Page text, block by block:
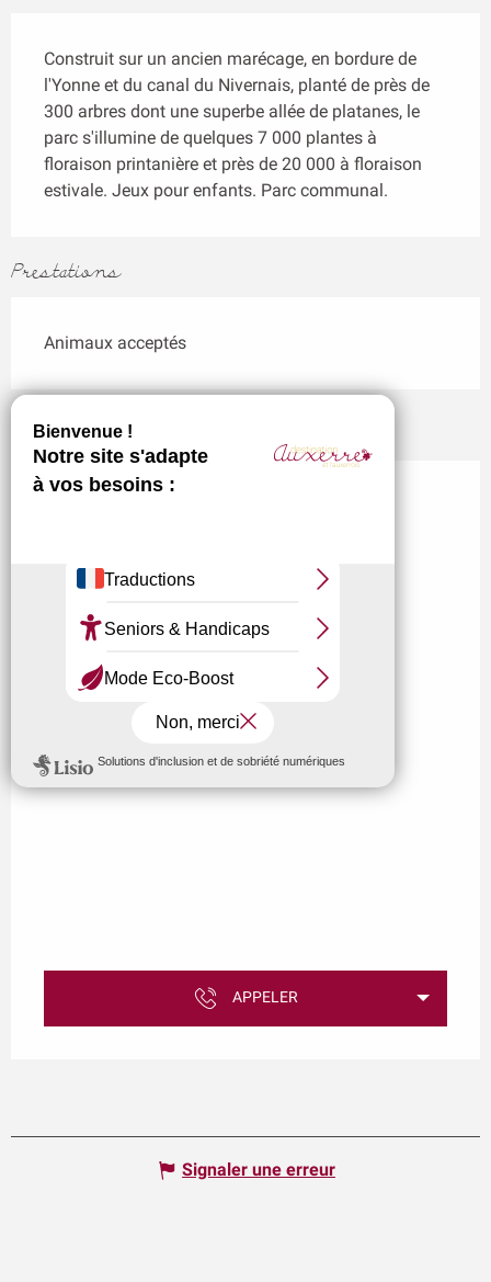
Construit sur un ancien marécage, en bordure de
l'Yonne et du canal du Nivernais, planté de près de
300 arbres dont une superbe allée de platanes, le
parc s'illumine de quelques 7 000 plantes à
floraison printanière et près de 20 000 à floraison
estivale. Jeux pour enfants. Parc communal.
Prestations
Animaux acceptés
Localisation
APPELER
Signaler une erreur